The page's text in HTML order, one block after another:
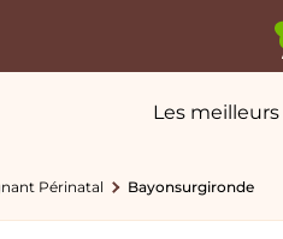
Les meilleurs
Périnatal Bayonsurgironde